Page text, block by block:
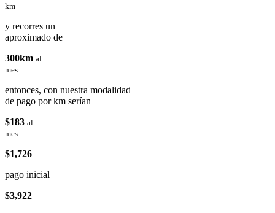
km
y recorres un
aproximado de
300km al
mes
entonces, con nuestra modalidad
de pago por km serían
$183 al
mes
$1,726
pago inicial
$3,922